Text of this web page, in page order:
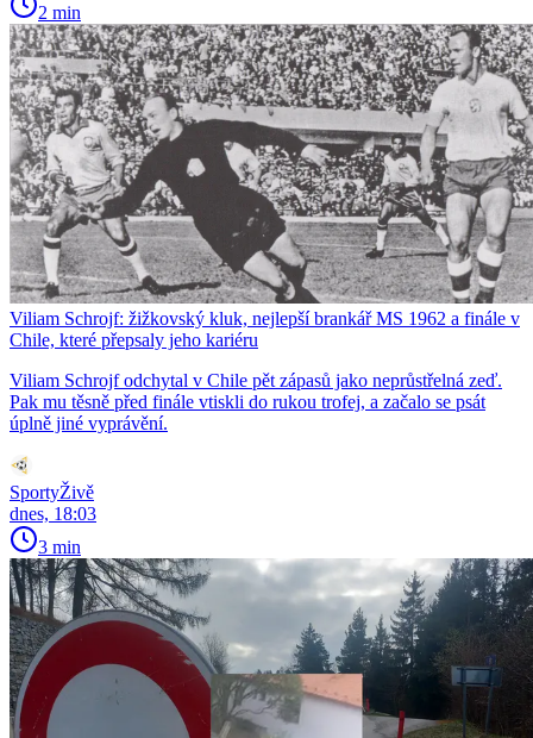
2 min
Viliam Schrojf: žižkovský kluk, nejlepší brankář MS 1962 a finále v
Chile, které přepsaly jeho kariéru
Viliam Schrojf odchytal v Chile pět zápasů jako neprůstřelná zeď.
Pak mu těsně před finále vtiskli do rukou trofej, a začalo se psát
úplně jiné vyprávění.
SportyŽivě
dnes, 18:03
3 min